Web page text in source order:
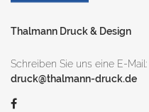
Thalmann Druck & Design
Schreiben Sie uns eine E-Mail:
druck@thalmann-druck.de